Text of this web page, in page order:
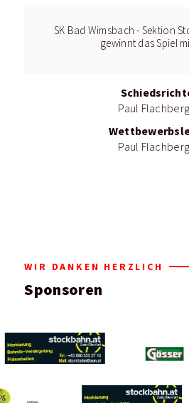
SK Bad Wimsbach - Sektion
gewinnt das Spiel
Paul
Paul
WIR DANKEN HERZLICH
Sponsoren